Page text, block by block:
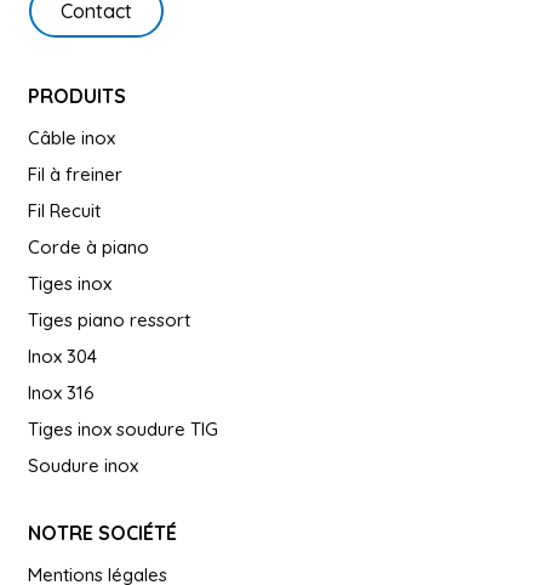
Contact
PRODUITS
Câble inox
Fil à freiner
Fil Recuit
Corde à piano
Tiges inox
Tiges piano ressort
Inox 304
Inox 316
Tiges inox soudure TIG
Soudure inox
NOTRE SOCIÉTÉ
Mentions légales